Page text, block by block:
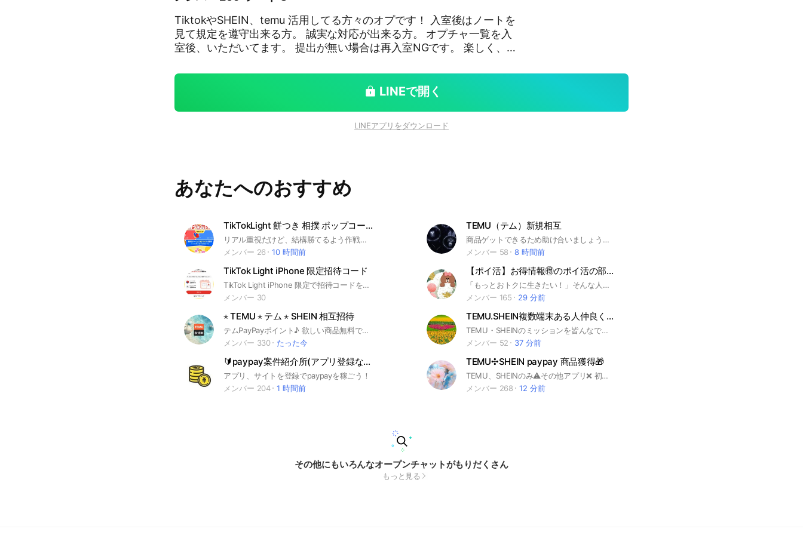
TiktokやSHEIN、temu 活用してる方々のオプです！ 入室後はノートを
見て規定を遵守出来る方。 誠実な対応が出来る方。 オプチャ一覧を入
室後、いただいてます。 提出が無い場合は再入室NGです。 楽しく、安
LINEで開く
LINEアプリをダウンロード
あなたへのおすすめ
TikTokLight 餅つき 相撲 ポップコーン 招き猫タップタップ
リアル重視だけど、結構勝てるよう作戦を立て情報共有する事を目的にしています😊
メンバー 26
10 時間前
TEMU（テム）新規相互
商品ゲットできるため助け合いましょう〜 通報なし❌です！気楽にいきましょう♪
メンバー 58
8 時間前
TikTok Light iPhone 限定招待コード
TikTok Light iPhone 限定で招待コードを張ってくれたら踏みます。 毎日TikTok Lightを見てる方、限定です。
メンバー 30
【ポイ活】お得情報🉐のポイ活の部屋 ポイ活初心者OK！毎月5,000円得する裏ワザ共有🏡【タダ活】
「もっとおトクに生きたい！」そんな人のためのポイ活部屋です🎶 ・楽天、dポイント、PayPayなどのキャンペーン速報や銀行口座開設キャンペーン、暗号資産口座開設キャンペーン等も🎁 ・今月の“即ポチ”案件情報 ・初心者OK！ 「ポイ活って何？」と言う方も参加してください😸 ・実際に月5,000円以上得してる人のリアルなやり方も 面倒なルールなし・雑談もOK！ お得に生きたい人は、まずここに入ってください🎁 お得な情報・ポイ活・タダ活・紹介コード・招待コードをシェアし合いましょう🎶 #ポイ活 #タダ活 #お得情報 #紹介コード #招待コード #紹介 #招待 #金欠 #金欠回避 #節約 #メルカリ #paypay #ウィンチケット #相互
メンバー 165
29 分前
⋆ TEMU ⋆ テム ⋆ SHEIN 相互招待
テムPayPayポイント♪ 欲しい商品無料でɢᴇᴛ🎁 #TEMU #SHEIN アプリの無料ギフト 皆で協力してイベントクリアを目指しましょう🍀 ́-‬ #ファームランド #魔法ラビット #PayPayキャンペーン #ペイペイ #PayPal #フリップ #10ギフ #マネーツリー #ジャックポット # QUOpay #育ててニャンコ #シーイン #新規 #TikTok #ポイ活
メンバー 330
たった今
TEMU.SHEIN複数端末ある人仲良く相互しよう
TEMU・SHEINのミッションを皆んなで仲良く相互するオプです。協力できる方のみ参加して下さい😊
メンバー 52
37 分前
🔰paypay案件紹介所(アプリ登録など)
アプリ、サイトを登録でpaypayを稼ごう！
メンバー 204
1 時間前
TEMU✣SHEIN paypay 商品獲得🎁
TEMU、SHEINのみ⚠️その他アプリ❌️ 初心者さん歓迎❦ #temu#paypay#初心者#無料ギフト#魔法ラビット#ファームランド#SHEIN#マネーツリー#ジャックポット#フリップ#育ててにゃんこ
メンバー 268
12 分前
その他にもいろんなオープンチャットがもりだくさん
もっと見る